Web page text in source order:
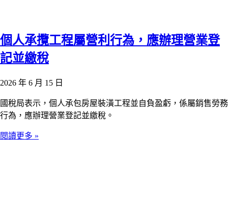
個人承攬工程屬營利行為，應辦理營業登
記並繳稅
2026 年 6 月 15 日
國稅局表示，個人承包房屋裝潢工程並自負盈虧，係屬銷售勞務
行為，應辦理營業登記並繳稅。
閱讀更多 »